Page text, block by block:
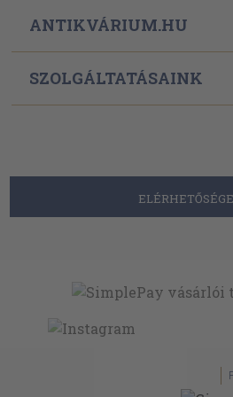
ANTIKVÁRIUM.HU
SZOLGÁLTATÁSAINK